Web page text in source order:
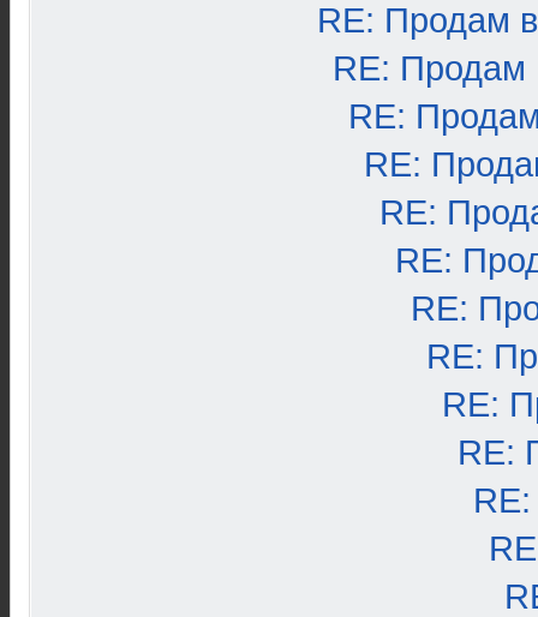
RE: Продам
RE: Продам
RE:
RE:
RE:
RE:
RE:
RE:
RE:
RE: